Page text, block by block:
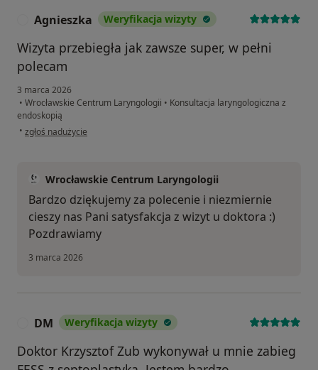
Agnieszka Weryfikacja wizyty
Wizyta przebiegła jak zawsze super, w pełni
polecam
3 marca 2026
• Wrocławskie Centrum Laryngologii • Konsultacja laryngologiczna z
endoskopią
• w opinii użytkownika Agnieszka
zgłoś nadużycie
Wrocławskie Centrum Laryngologii
Bardzo dziękujemy za polecenie i niezmiernie
cieszy nas Pani satysfakcja z wizyt u doktora :)
Pozdrawiamy
3 marca 2026
DM Weryfikacja wizyty
Doktor Krzysztof Zub wykonywał u mnie zabieg